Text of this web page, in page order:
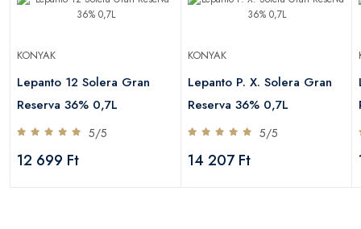
KONYAK
Lepanto 12 Solera Gran
Reserva 36% 0,7L
5/5
12 699 Ft
KONYAK
Lepanto P. X. Solera Gran
Reserva 36% 0,7L
5/5
14 207 Ft